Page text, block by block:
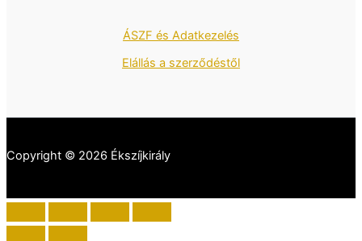
ÁSZF és Adatkezelés
Elállás a szerződéstől
Copyright © 2026 Ékszíjkirály